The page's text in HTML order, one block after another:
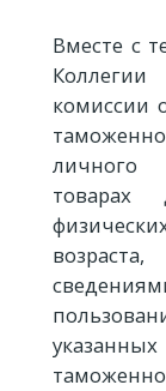
Вместе с
Коллегии
комиссии
личного
товарах